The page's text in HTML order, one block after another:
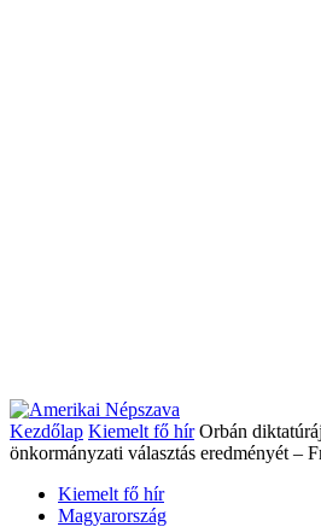
Kezdőlap Kiemelt fő hír Orbán
önkormányzati választás eredményét –
Kiemelt fő hír
Magyarország